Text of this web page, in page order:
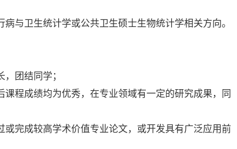
与卫生统计学或公共卫生硕士生物统计学相关方向。
团结同学；
程成绩均为优秀，在专业领域有一定的研究成果，同
完成较高学术价值专业论文，或开发具有广泛应用前